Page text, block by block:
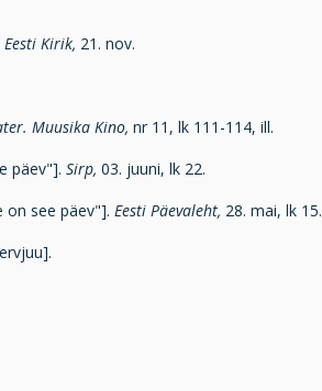
Eesti Kirik, 21. nov.
Muusika Kino, nr 11, lk 111-114, ill.
päev"]. Sirp, 03. juuni, lk 22.
on see päev"]. Eesti Päevaleht, 28. mai, lk 15.